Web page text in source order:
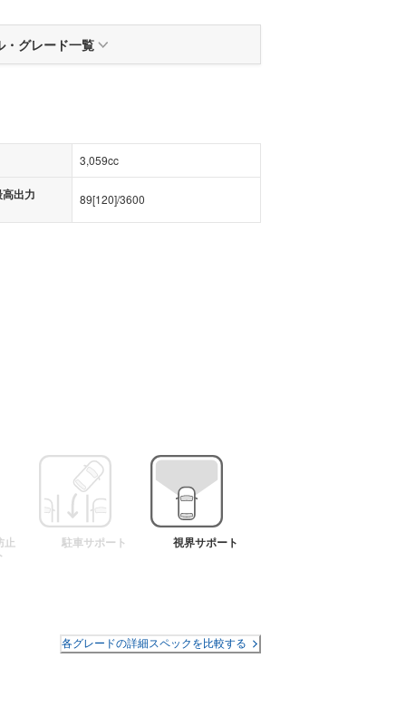
・ グレード一覧
3,059cc
出力 89[120]/3600
止 駐車サポート 視界サポート
各グレードの詳細スペックを比較する